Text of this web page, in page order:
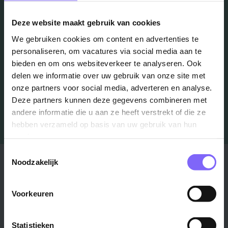
Deze website maakt gebruik van cookies
We gebruiken cookies om content en advertenties te
personaliseren, om vacatures via social media aan te
bieden en om ons websiteverkeer te analyseren. Ook
delen we informatie over uw gebruik van onze site met
onze partners voor social media, adverteren en analyse.
Deze partners kunnen deze gegevens combineren met
andere informatie die u aan ze heeft verstrekt of die ze
hebben verzameld op basis van uw gebruik van hun
Noodzakelijk
Voorkeuren
Statistieken
Schrijf je in en we houden je op de hoogte
Job Alert instellen
Stad
Venlo ›
Roermond ›